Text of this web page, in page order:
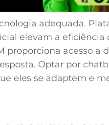
adequada.
elevam a eficiência
proporciona acesso a
Optar por
eles se adaptem e